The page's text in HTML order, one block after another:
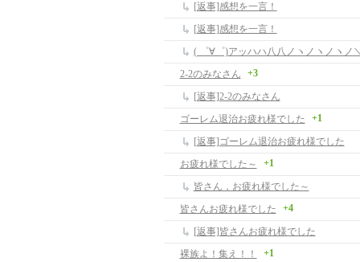
[返事]感想を一言！
[返事]感想を一言！
( ゜∀゜)アッハハ八八ノヽノヽノヽノ
2-2のみなさん
+3
[返事]2-2のみなさん
ゴーレム退治お疲れ様でした
+1
[返事]ゴーレム退治お疲れ様でした
お疲れ様でした～
+1
皆さん，お疲れ様でした～
皆さんお疲れ様でした
+4
[返事]皆さんお疲れ様でした
裸族よ！集え！！
+1